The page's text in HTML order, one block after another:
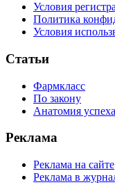
Условия
Политика
Условия
Статьи
Фармкласс
По закону
Анатомия успеха
Реклама
Реклама на сайте
Реклама в